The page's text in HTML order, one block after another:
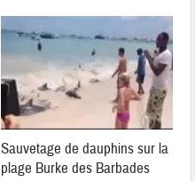
Sauvetage de dauphins sur la
plage Burke des Barbades